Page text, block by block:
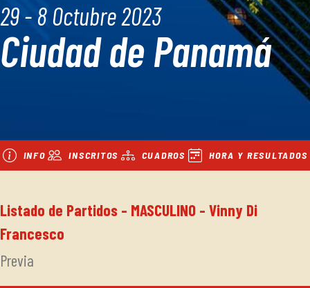
29 - 8 Octubre 2023
Ciudad de Panamá
INFO INSCRITOS CUADROS HORA Y RESULTADOS
Listado de Partidos - MASCULINO - Vinny Di
Francesco
Previa